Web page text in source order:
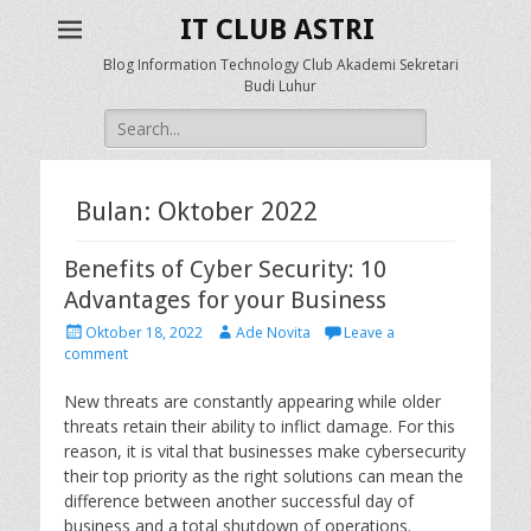
IT CLUB ASTRI
Blog Information Technology Club Akademi Sekretari
Budi Luhur
Search
for:
Bulan: Oktober 2022
Benefits of Cyber Security: 10
Advantages for your Business
P
o
t
e
d
o
n
Oktober 18, 2022
A
h
o
r
Ade Novita
Leave a
comment
New threats are constantly appearing while older
threats retain their ability to inflict damage. For this
reason, it is vital that businesses make cybersecurity
their top priority as the right solutions can mean the
difference between another successful day of
business and a total shutdown of operations.